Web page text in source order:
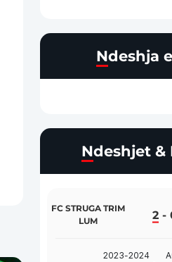
Ndeshja
Ndeshjet
FC STRUGA TRIM
LUM
2 -
2023-2024